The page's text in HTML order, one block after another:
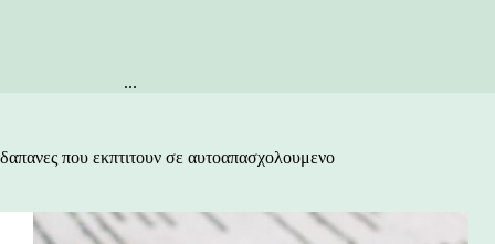
...
δαπανες που εκπτιτουν σε αυτοαπασχολουμενο